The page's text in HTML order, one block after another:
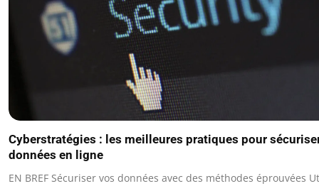
Cyberstratégies : les meilleures pratiques pour
données en ligne
EN BREF Sécuriser vos données avec des méthodes éprouvées